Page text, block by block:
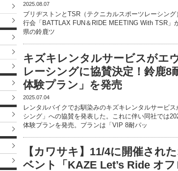
2025.08.07
ブリヂストンとTSR（テクニカルスポーツレーシン
行会「BATTLAX FUN＆RIDE MEETING With TSR」
県の鈴鹿ツ
キズキレンタルサービスがエ
レーシングに協賛決定！鈴鹿8
体験プラン」を発売
2025.07.04
レンタルバイクでお馴染みのキズキレンタルサービ
シング」への協賛を発表した。これに伴い同社では
体験プランを発売。プランは「VIP 8耐パッ
【カワサキ】11/4に開催され
ベント「KAZE Let’s Ride オ